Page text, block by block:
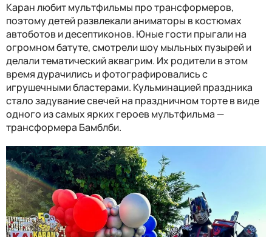
Каран любит мультфильмы про трансформеров,
поэтому детей развлекали аниматоры в костюмах
автоботов и десептиконов. Юные гости прыгали на
огромном батуте, смотрели шоу мыльных пузырей и
делали тематический аквагрим. Их родители в этом
время дурачились и фотографировались с
игрушечными бластерами. Кульминацией праздника
стало задувание свечей на праздничном торте в виде
одного из самых ярких героев мультфильма —
трансформера Бамблби.